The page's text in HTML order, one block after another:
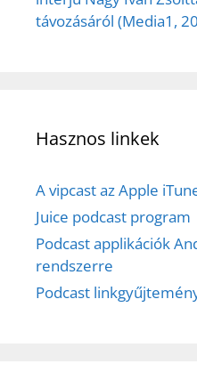
távozásáról (Media1,
Hasznos linkek
A vipcast az Apple
Juice podcast program
Podcast applikációk
rendszerre
Podcast